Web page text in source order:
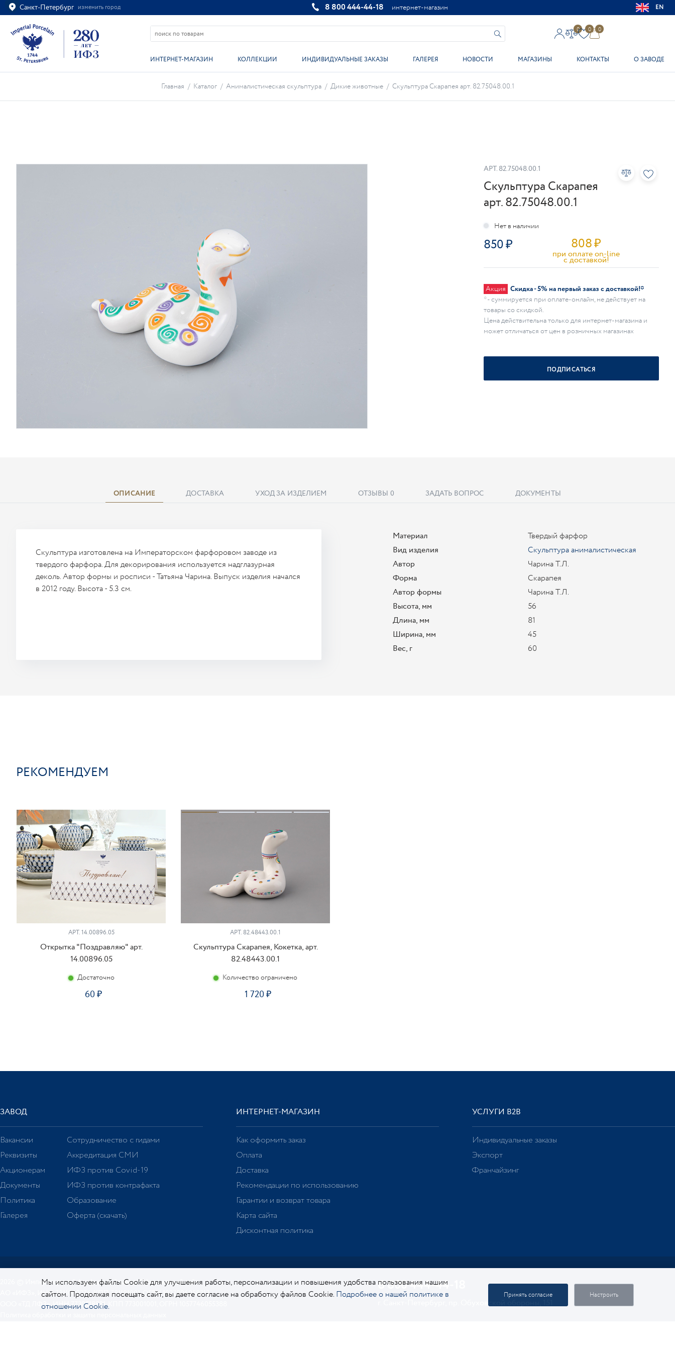
Санкт-Петербург изменить город
Ваш город Санкт-Петербург?
ВСЁ ВЕРНО ИЗМЕНИТЬ
8 800 444-44-18 интернет-магазин EN
0 0 0
ИНТЕРНЕТ-МАГАЗИН КОЛЛЕКЦИИ ИНДИВИДУАЛЬНЫЕ ЗАКАЗЫ ГАЛЕРЕЯ НОВОСТИ МАГАЗИНЫ КОНТАКТЫ О ЗАВОДЕ
Главная / Каталог / Анималистическая скульптура / Дикие животные / Скульптура Скарапея арт. 82.75048.00.1
АРТ. 82.75048.00.1
Скульптура Скарапея
арт. 82.75048.00.1
850 808₽
при оплате on-line
c доставкой!
Акция Скидка - 5% на первый заказ с доставкой!*
* - суммируется при оплате-онлайн, не действует на
товары со скидкой.
Цена действительна только для интернет-магазина и
может отличаться от цен в розничных магазинах
ПОДПИСАТЬСЯ
ОПИСАНИЕ ДОСТАВКА УХОД ЗА ИЗДЕЛИЕМ ОТЗЫВЫ 0 ЗАДАТЬ ВОПРОС ДОКУМЕНТЫ
Скульптура изготовлена на Императорском фарфоровом заводе из
твердого фарфора. Для декорирования используется надглазурная
деколь. Автор формы и росписи - Татьяна Чарина. Выпуск изделия начался
в 2012 году. Высота - 5.3 см.
Материал
Твердый фарфор
Вид изделия
Скульптура анималистическая
Автор
Чарина Т.Л.
Форма
Скарапея
Автор формы
Чарина Т.Л.
Высота, мм
56
Длина, мм
81
Ширина, мм
45
Вес, г
60
РЕКОМЕНДУЕМ
АРТ. 14.00896.05
Открытка "Поздравляю" арт.
14.00896.05
Достаточно
60
АРТ. 82.48443.00.1
Скульптура Скарапея, Кокетка, арт.
82.48443.00.1
Количество ограничено
1 720
ЗАВОД
Вакансии
Реквизиты
Акционерам
Документы
Политика
Галерея
Сотрудничество с гидами
Аккредитация СМИ
ИФЗ против Covid-19
ИФЗ против контрафакта
Образование
Оферта (скачать)
ИНТЕРНЕТ-МАГАЗИН
Как оформить заказ
Оплата
Доставка
Рекомендации по использованию
Гарантии и возврат товара
Карта сайта
Дисконтная политика
УСЛУГИ В2В
Индивидуальные заказы
Экспорт
Франчайзинг
2026 © Императорский фарфоровый завод. Официальный сайт.
АО «ИФЗ», ИНН 7811000276, КПП 781101001, ОГРН 1027806058213
ООО «ТД ЛФЗ», ИНН 7730518581, КПП 773001001, ОГРН 1057746055388
8 800 444-44-18
г. Санкт-Петербург, пр. Обуховской обороны, 151
Мы используем файлы Cookie для улучшения работы, персонализации и повышения удобства пользования нашим
сайтом. Продолжая посещать сайт, вы даете согласие на обработку файлов Cookie. Подробнее о нашей политике в
отношении Cookie.
Принять согласие Настроить